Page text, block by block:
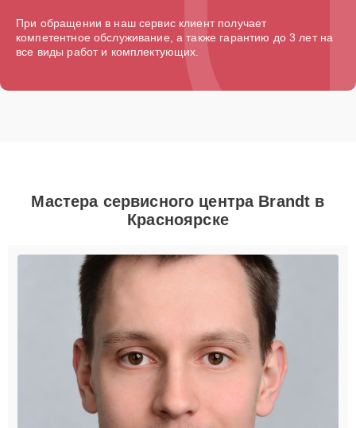
При обращении в наш сервис клиент получает
компетентное обслуживание, а также гарантию до 3 лет на
все виды работ и комплектующих.
Мастера сервисного центра Brandt в
Красноярске